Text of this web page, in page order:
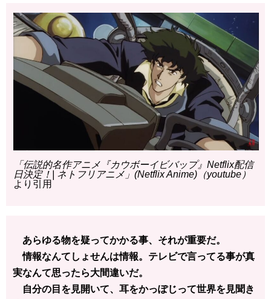
「伝説的名作アニメ『カウボーイビバップ』Netflix配信
日決定！| ネトフリアニメ」(Netflix Anime)（youtube）
より引用
あらゆる物を疑ってかかる事、それが重要だ。
情報なんてしょせんは情報。テレビで言ってる事が真
実なんて思ったら大間違いだ。
自分の目を見開いて、耳をかっぽじって世界を見聞き